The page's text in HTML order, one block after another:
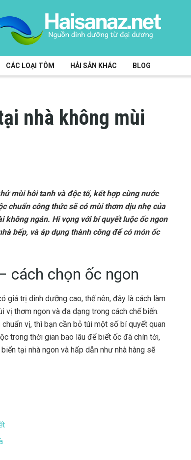
CÁC LOẠI TÔM HẢI SẢN KHÁC BLOG
nhà không mùi
mùi hôi tanh và độc tố, kết hợp cùng nước
chuẩn công thức sẽ có mùi thơm dịu nhẹ của
không ngán. Hi vọng với bí quyết luộc ốc ngon
bếp, và áp dụng thành công để có món ốc
cách chọn ốc ngon
giá trị dinh dưỡng cao, thế nên, đây là cách làm
thơm ngon và đa dạng trong cách chế biến.
vị, thì bạn cần bỏ túi một số bí quyết quan
trong thời gian bao lâu để biết ốc đã chín tới,
tại nhà ngon và hấp dẫn như nhà hàng sẽ